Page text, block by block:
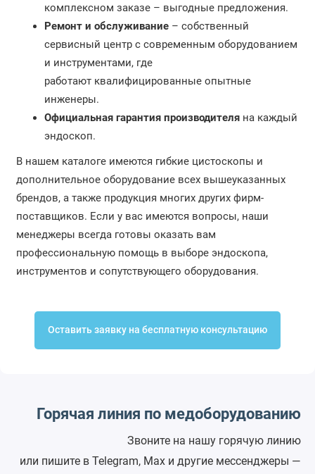
комплексном заказе – выгодные предложения.
Ремонт и обслуживание– собственный
сервисный центр с современным оборудованием
и инструментами, где
работают квалифицированные опытные
инженеры.
Официальная гарантия производителя на каждый
эндоскоп.
В нашем каталоге имеются гибкие цистоскопы и
дополнительное оборудование всех вышеуказанных
брендов, а также продукция многих других фирм-
поставщиков. Если у вас имеются вопросы, наши
менеджеры всегда готовы оказать вам
профессиональную помощь в выборе эндоскопа,
инструментов и сопутствующего оборудования.
Оставить заявку на бесплатную консультацию
Горячая линия по медоборудованию
Звоните на нашу горячую линию
или пишите в Telegram, Max и другие мессенджеры —